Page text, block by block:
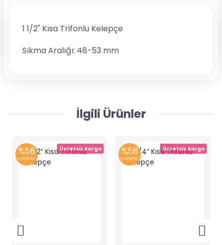
1 1/2" Kısa Trifonlu Kelepçe
Sıkma Aralığı: 48-53 mm
İlgili Ürünler
%58
İNDİRİM
Ücretsiz Kargo %58
İNDİRİM
Ücretsiz Kargo